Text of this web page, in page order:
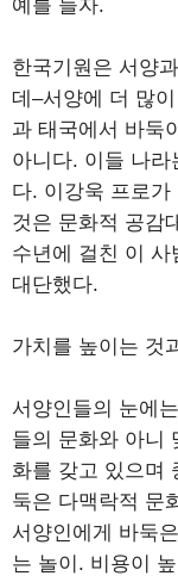
예를 들자.
한국기원은 서양
데–서양에 더 많
과 태국에서 바둑
아니다. 이들 나
다. 이강욱 프로
것은 문화적 공감
수년에 걸친 이
대단했다.
가치를 높이는 것
서양인들의 눈에
들의 문화와 아니
화를 갖고 있으며
둑은 다맥락적 문
서양인에게 바둑
는 놀이. 비용이